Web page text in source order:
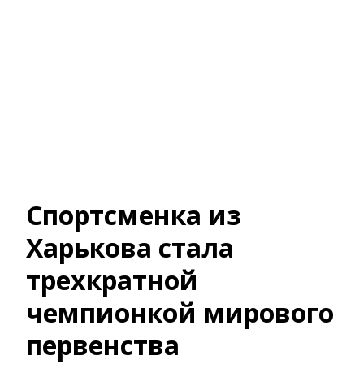
Спортсменка из
Харькова стала
трехкратной
чемпионкой мирового
первенства